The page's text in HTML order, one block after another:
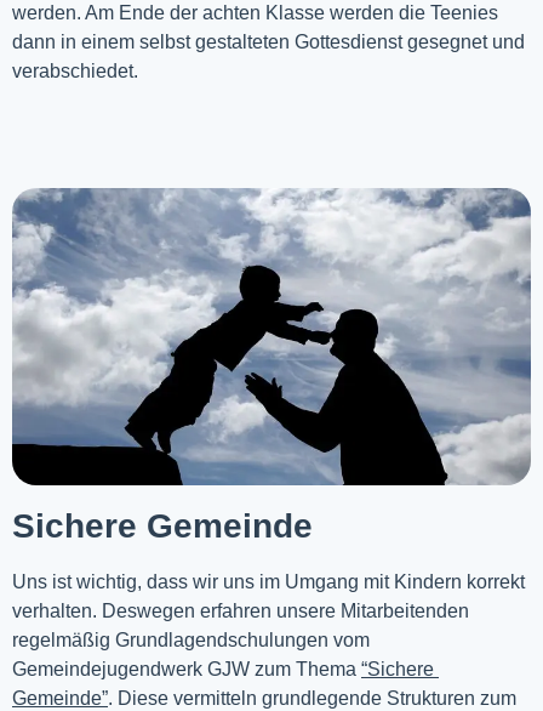
werden. Am Ende der achten Klasse werden die Teenies
dann in einem selbst gestalteten Gottesdienst gesegnet und
verabschiedet.
Sichere Gemeinde
Uns ist wichtig, dass wir uns im Umgang mit Kindern korrekt
verhalten. Deswegen erfahren unsere Mitarbeitenden
regelmäßig Grundlagendschulungen vom
Gemeindejugendwerk GJW zum Thema “Sichere
Gemeinde”. Diese vermitteln grundlegende Strukturen zum